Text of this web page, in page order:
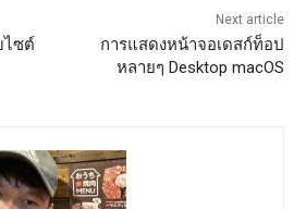
ไซต์
Next article
การแสดงหน้าจอเดสก์ท็อป
หลายๆ Desktop macOS